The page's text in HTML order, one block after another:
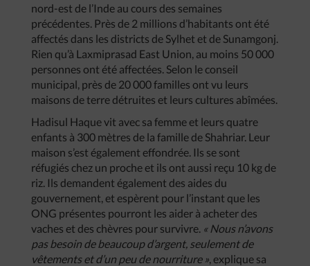
nord-est de l’Inde au cours des semaines
précédentes. Près de 2 millions d’habitants ont été
affectés dans les districts de Sylhet et de Sunamgonj.
Rien qu’à Laxmiprasad East Union, au moins 50 000
personnes ont été affectées. Selon le conseil
municipal, près de 20 000 familles ont vu leurs
maisons de terre détruites et leurs cultures abîmées.
Hadisul Haque vit avec sa femme et leurs quatre
enfants à 300 mètres de la famille de Shahriar. Leur
maison s’est également effondrée. Ils se sont
réfugiés chez un proche et ils ont aussi reçu 10 kg de
riz. Ils demandent également des aides du
gouvernement, et espèrent pour l’instant que les
ONG présentes pourront les aider à acheter des
vaches et des chèvres pour survivre. « Nous n’avons
pas besoin de beaucoup d’argent, seulement de
vêtements et d’un peu de nourriture » , explique sa